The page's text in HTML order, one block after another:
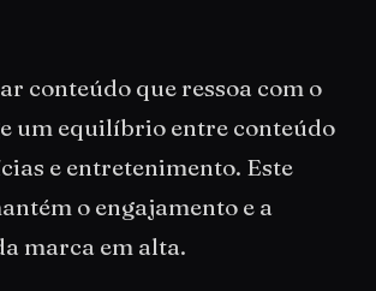
conteúdo que ressoa com o
um equilíbrio entre conteúdo
e entretenimento. Este
o engajamento e a
marca em alta.